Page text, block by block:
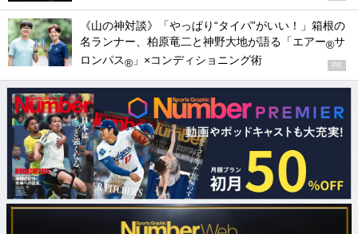
《山の神対談》「やっぱり“タイパ”がいい！」箱根の
名ランナー、柏原竜二と神野大地が語る「エアー®サ
ロンパス® 」×コンディショニング術 PR